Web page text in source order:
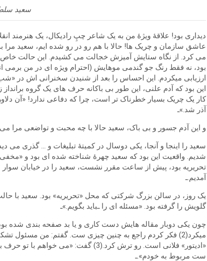
سعید
دیداری بود! علاقۀ ویژۀ من به یک شاعر چپِ رادیکال، یک هنرمند
عاشق سازمان و چریک ها! حالا با هم رو در رو شده ایم، سعید مرا
می کرد. از نگاه ستایش آمیزش خجالت می کشیدم. این حالت خاص،
بود، نه فقط رنگ جو گندمی موهایش (احترام ویژه ای در من برمی
ارزیابی میکردم. این احساس را بعد از شنیدن سخنرانی اش در
این بود که آدم علنی، این طور بی باکانه حرف های یک گروه برانداز
کار یک چریک بسیار خطرناک تر است، چرا که دفاعی ندارد!
آذر شد.»ـ
و این آدم جسور و بی باک، سعید حالا با چه محبت و تواضعی مرا
سعید را اینجا و آنجا، یکی دوسال در کمیتۀ تبلیغات و … گذری می
شدیم. واقعیت این بود که سعید چهرۀ شناخته شده ای بود و
تحریریه بود، پیش از ساعت مقرر نشست، سعید را در خیابان سوار
آمدیم.ـ
یک روز، در سالن بزرگ شرکتی که محل «تحریریه» بود. سعید با
گلویش را گرفته بود. «مسئله ای را ـباید بگویم.»ـ
چون یکی دوبار مقاله هایش دست کاری و یا بد صفحه بندی شده
میکرد(2) فکر کردم راجع به چنین چیزی ست. گفتم: من مسئول
«ادیتور» فلانی است. رو ترش کرد.(3) گفت: «می
ست مربوط به خودم».ـ